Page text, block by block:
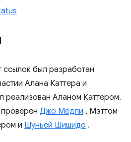
ссылок был разработан
Алана Каттера и
реализован Аланом Каттером.
Джо Медли , Мэттом
и Шуньей Шишидо .